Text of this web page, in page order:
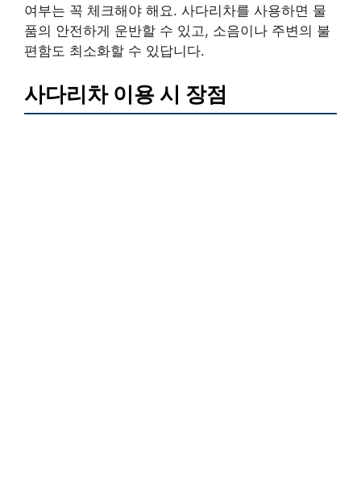
여부는 꼭 체크해야 해요. 사다리차를 사용하면 물
품의 안전하게 운반할 수 있고, 소음이나 주변의 불
편함도 최소화할 수 있답니다.
사다리차 이용 시 장점